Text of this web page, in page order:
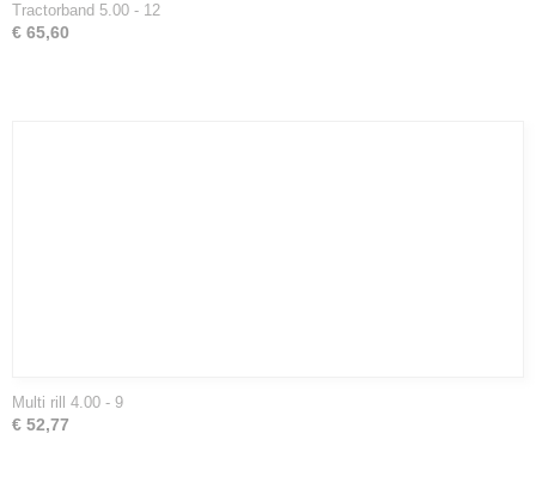
Tractorband 5.00 - 12
€ 65,60
Multi rill 4.00 - 9
€ 52,77